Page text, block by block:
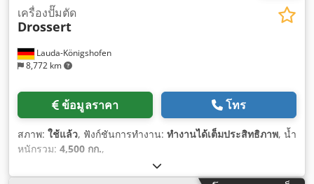
Lauda-Königshofen
8,772 km
เครื่องปั๊มตัด
Drossert
ข้อมูลราคา โทร
สภาพ: ใช้แล้ว, ฟังก์ชันการทำงาน: ทำงานได้เต็มประสิทธิภาพ, น้ำ
หนักรวม: 4,500 กก.,